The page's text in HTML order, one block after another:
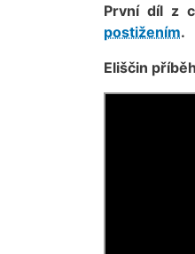
První díl z
postižením.
Eliščin